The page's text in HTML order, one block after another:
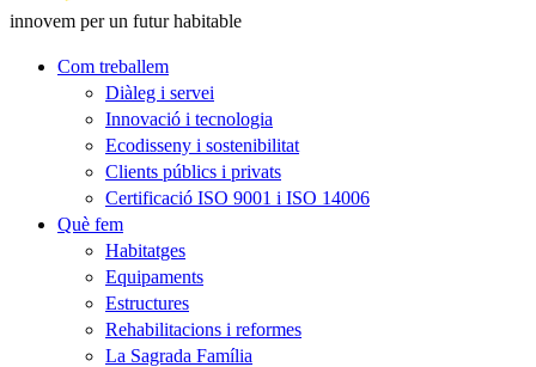
innovem per un futur habitable
Com treballem
Diàleg i servei
Innovació i tecnologia
Ecodisseny i sostenibilitat
Clients públics i privats
Certificació ISO 9001 i ISO 14006
Què fem
Habitatges
Equipaments
Estructures
Rehabilitacions i reformes
La Sagrada Família